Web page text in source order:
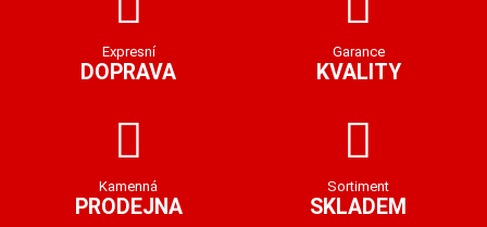
Expresní
DOPRAVA
Garance
KVALITY
Kamenná
PRODEJNA
Sortiment
SKLADEM